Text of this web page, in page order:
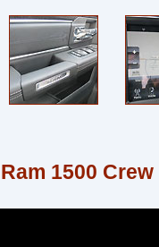
Ram 1500